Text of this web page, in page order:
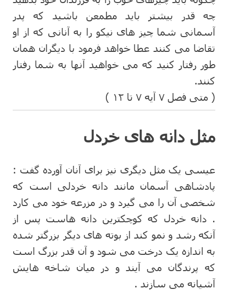
چه قدر بیشتر باید مطمعن باشید که پدر
آسمانی شما چیز های نیکو را به آنانی که از او
تقاضا می کنند عطا خواهد فرمود با دیگران همان
طور رفتار کنید که می خواهید آنها به شما رفتار
کنند.
( متی فصل ۷ آیه ۷ تا ۱۲ )
مثل دانه های خردل
عیسی یک مثل دیگری نیز برای آنان آورده گفت :
پادشاهی آسمان مانند دانه خردلی است که
شخصی آن را می گیرد و در مزرعه خود می کارد
. دانه خردل که کوچکترین دانه هاست پس از
آنکه رشد و نمو کند از بوته های دیگر بزرگتر شده
به اندازه یک درخت می شود و آن قدر بزرگ است
که پرندگان می آیند و در میان شاخه هایش
آشیانه می سازند .